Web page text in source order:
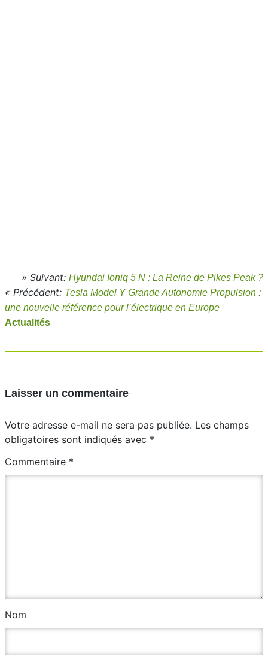
» Suivant: Hyundai Ioniq 5 N : La Reine de Pikes Peak ?
« Précédent: Tesla Model Y Grande Autonomie Propulsion :
une nouvelle référence pour l’électrique en Europe
Actualités
Laisser un commentaire
Votre adresse e-mail ne sera pas publiée. Les champs
obligatoires sont indiqués avec *
Commentaire *
Nom